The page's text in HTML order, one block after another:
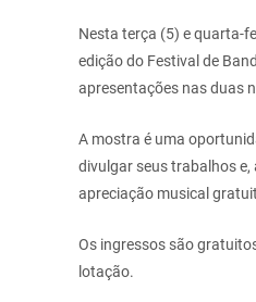
Nesta terça (5) e quarta-
edição do Festival de
apresentações nas duas
A mostra é uma
divulgar seus trabalhos e,
apreciação musical
Os ingressos são
lotação.